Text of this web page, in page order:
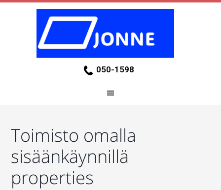
050-1598
Toimisto omalla
sisäänkäynnillä
properties